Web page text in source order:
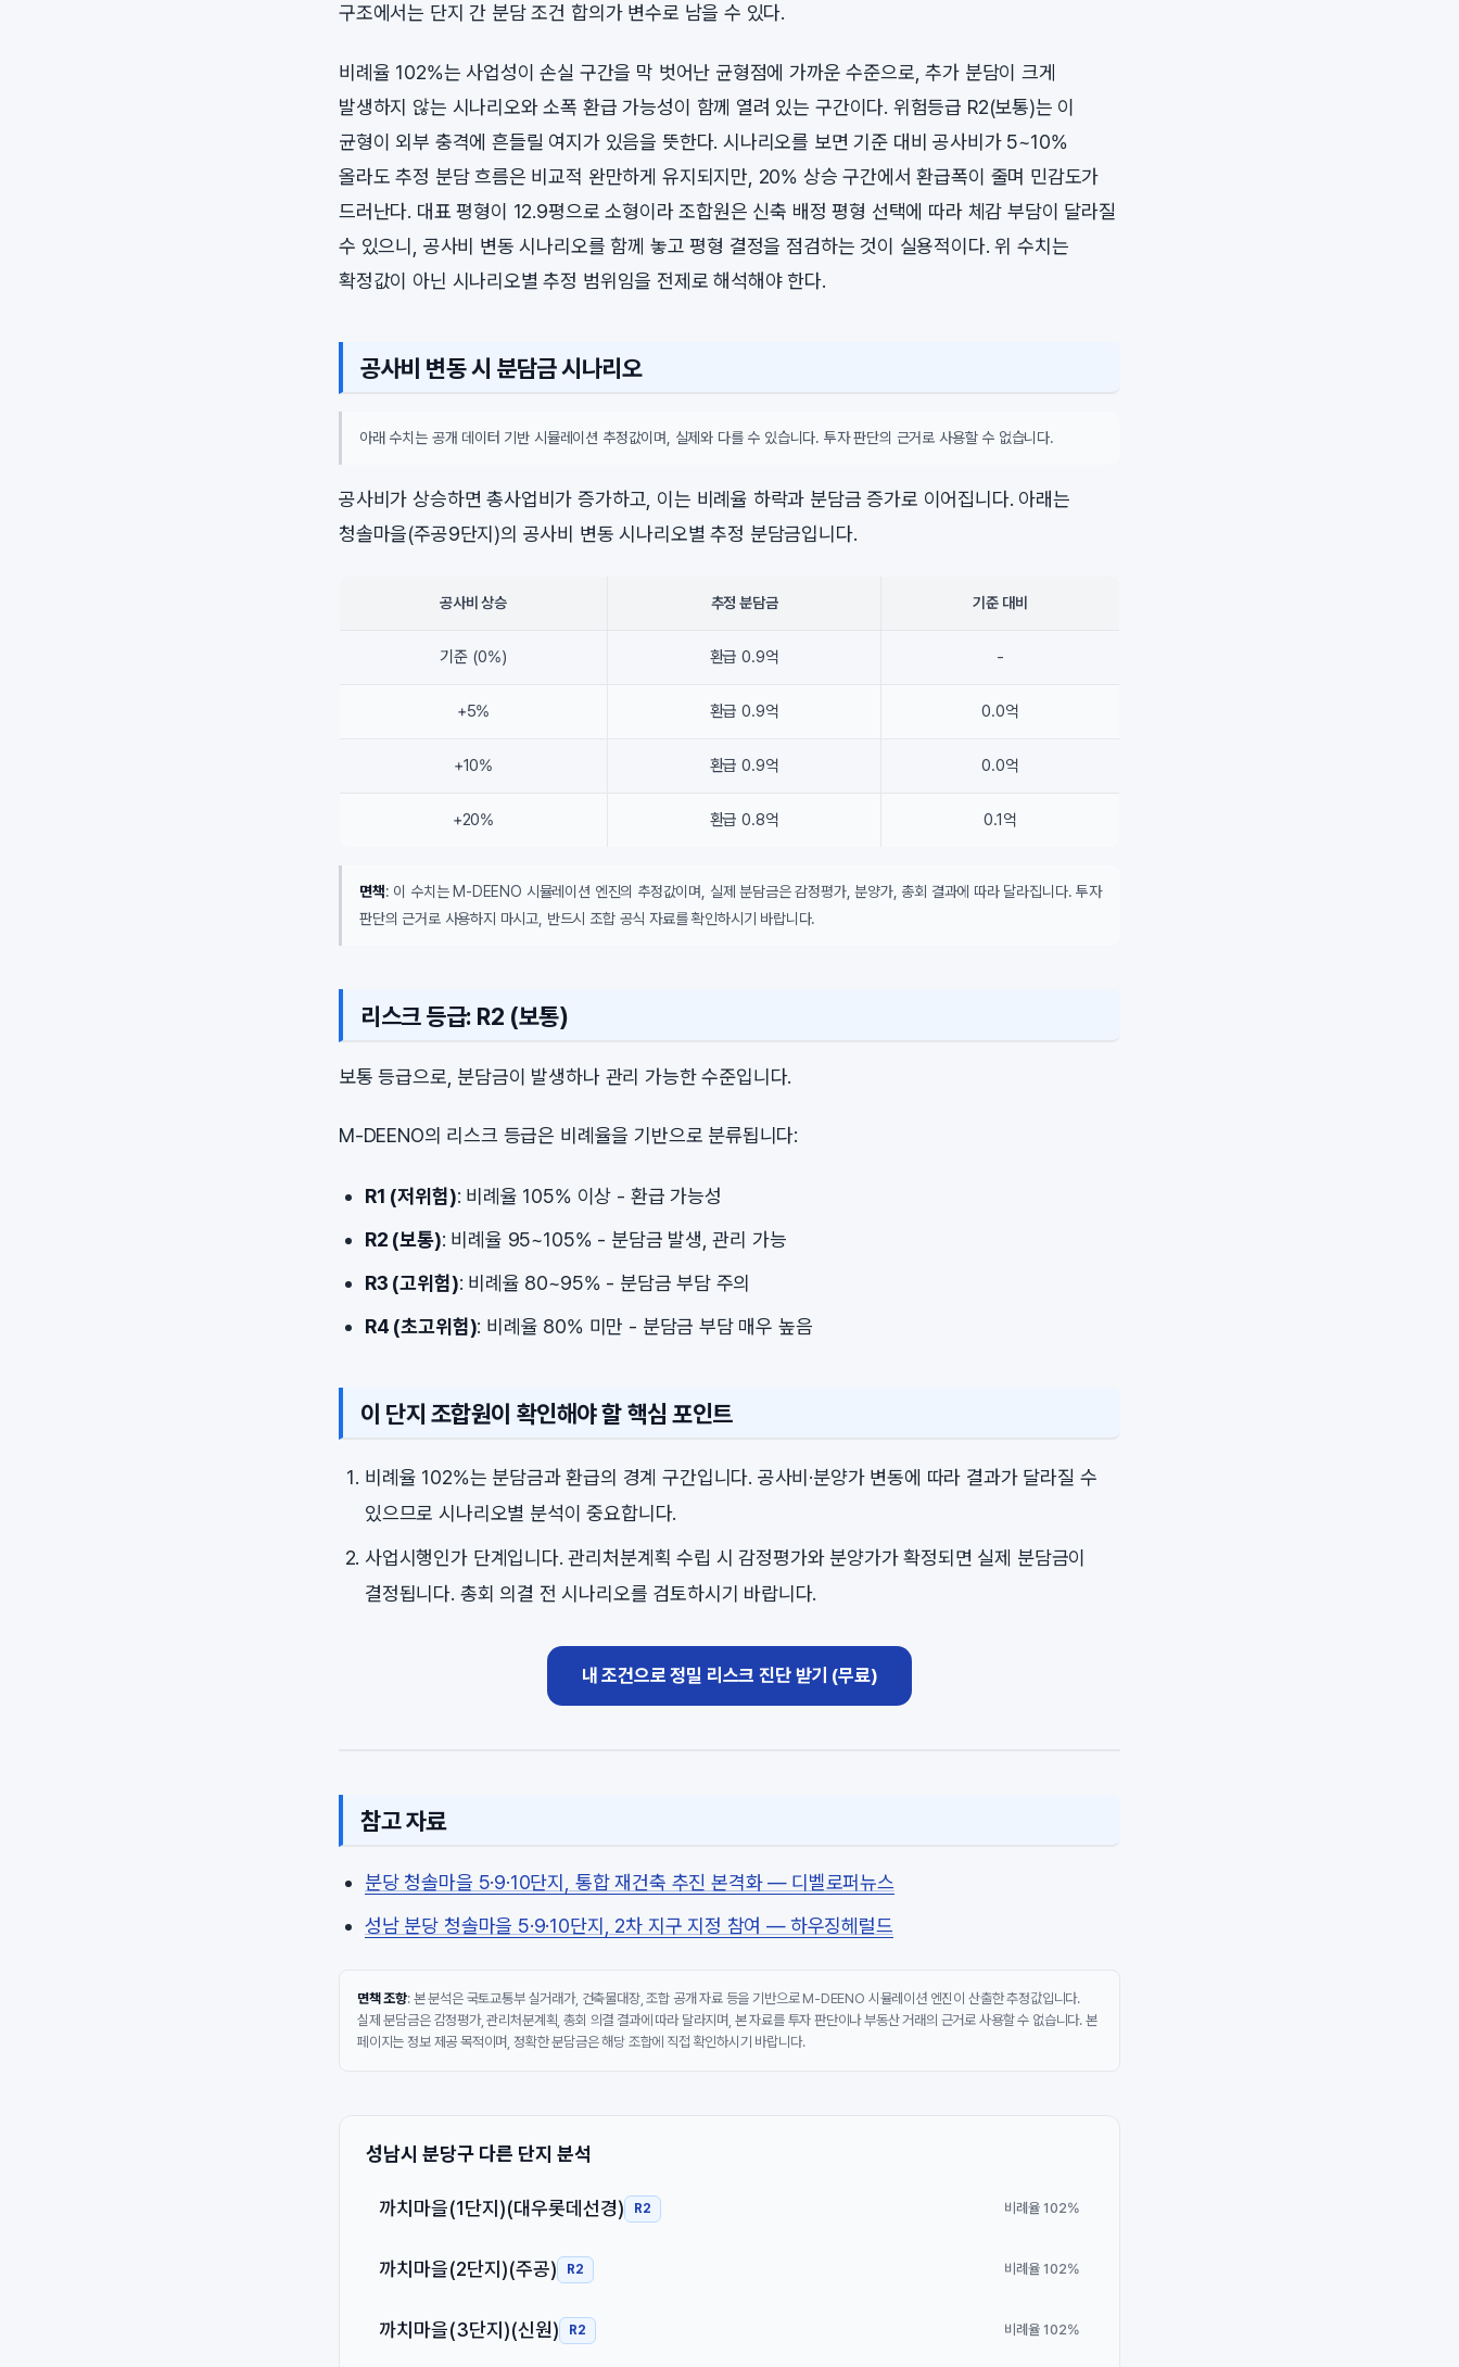
구조에서는 단지 간 분담 조건 합의가 변수로 남을 수 있다.
비례율 102%는 사업성이 손실 구간을 막 벗어난 균형점에 가까운 수준으로, 추가 분담이 크게
발생하지 않는 시나리오와 소폭 환급 가능성이 함께 열려 있는 구간이다. 위험등급 R2(보통)는 이
균형이 외부 충격에 흔들릴 여지가 있음을 뜻한다. 시나리오를 보면 기준 대비 공사비가 5~10%
올라도 추정 분담 흐름은 비교적 완만하게 유지되지만, 20% 상승 구간에서 환급폭이 줄며 민감도가
드러난다. 대표 평형이 12.9평으로 소형이라 조합원은 신축 배정 평형 선택에 따라 체감 부담이 달라질
수 있으니, 공사비 변동 시나리오를 함께 놓고 평형 결정을 점검하는 것이 실용적이다. 위 수치는
확정값이 아닌 시나리오별 추정 범위임을 전제로 해석해야 한다.
공사비 변동 시 분담금 시나리오
아래 수치는 공개 데이터 기반 시뮬레이션 추정값이며, 실제와 다를 수 있습니다. 투자 판단의 근거로 사용할 수 없습니다.
공사비가 상승하면 총사업비가 증가하고, 이는 비례율 하락과 분담금 증가로 이어집니다. 아래는
청솔마을(주공9단지)의 공사비 변동 시나리오별 추정 분담금입니다.
공사비 상승 추정 분담금 기준 대비
기준 (0%) 환급 0.9억 -
+5% 환급 0.9억 0.0억
+10% 환급 0.9억 0.0억
+20% 환급 0.8억 0.1억
면책: 이 수치는 M-DEENO 시뮬레이션 엔진의 추정값이며, 실제 분담금은 감정평가, 분양가, 총회 결과에 따라 달라집니다. 투자
판단의 근거로 사용하지 마시고, 반드시 조합 공식 자료를 확인하시기 바랍니다.
리스크 등급: R2 (보통)
보통 등급으로, 분담금이 발생하나 관리 가능한 수준입니다.
M-DEENO의 리스크 등급은 비례율을 기반으로 분류됩니다:
R1 (저위험): 비례율 105% 이상 - 환급 가능성
R2 (보통): 비례율 95~105% - 분담금 발생, 관리 가능
R3 (고위험): 비례율 80~95% - 분담금 부담 주의
R4 (초고위험): 비례율 80% 미만 - 분담금 부담 매우 높음
이 단지 조합원이 확인해야 할 핵심 포인트
비례율 102%는 분담금과 환급의 경계 구간입니다. 공사비·분양가 변동에 따라 결과가 달라질 수
있으므로 시나리오별 분석이 중요합니다.
사업시행인가 단계입니다. 관리처분계획 수립 시 감정평가와 분양가가 확정되면 실제 분담금이
결정됩니다. 총회 의결 전 시나리오를 검토하시기 바랍니다.
내 조건으로 정밀 리스크 진단 받기 (무료)
참고 자료
분당 청솔마을 5·9·10단지, 통합 재건축 추진 본격화 — 디벨로퍼뉴스
성남 분당 청솔마을 5·9·10단지, 2차 지구 지정 참여 — 하우징헤럴드
면책 조항: 본 분석은 국토교통부 실거래가, 건축물대장, 조합 공개 자료 등을 기반으로 M-DEENO 시뮬레이션 엔진이 산출한 추정값입니다.
실제 분담금은 감정평가, 관리처분계획, 총회 의결 결과에 따라 달라지며, 본 자료를 투자 판단이나 부동산 거래의 근거로 사용할 수 없습니다. 본
페이지는 정보 제공 목적이며, 정확한 분담금은 해당 조합에 직접 확인하시기 바랍니다.
성남시 분당구 다른 단지 분석
까치마을(1단지)(대우롯데선경) R2 비례율 102%
까치마을(2단지)(주공) R2 비례율 102%
까치마을(3단지)(신원) R2 비례율 102%